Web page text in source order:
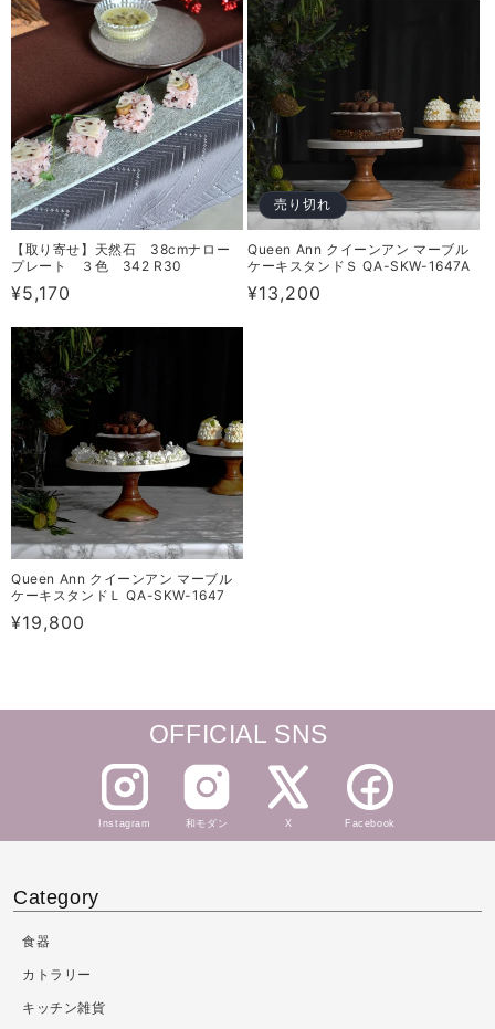
価
格
価
格
【取り寄せ】天然石 38cmナロー
プレート ３色 342 R30
通
価
格
¥5,170
売り切れ
Queen Ann クイーンアン マーブル
ケーキスタンドＳ QA-SKW-1647A
通
¥13,200
Queen Ann クイーンアン マーブル
ケーキスタンドＬ QA-SKW-1647
通
¥19,800
OFFICIAL SNS
Instagram 和モダン X Facebook
Category
食器
カトラリー
キッチン雑貨